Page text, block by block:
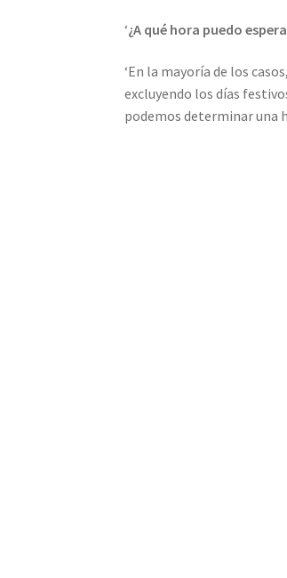
‘¿A qué hora puedo
‘En la mayoría de los
excluyendo los días
podemos determinar una